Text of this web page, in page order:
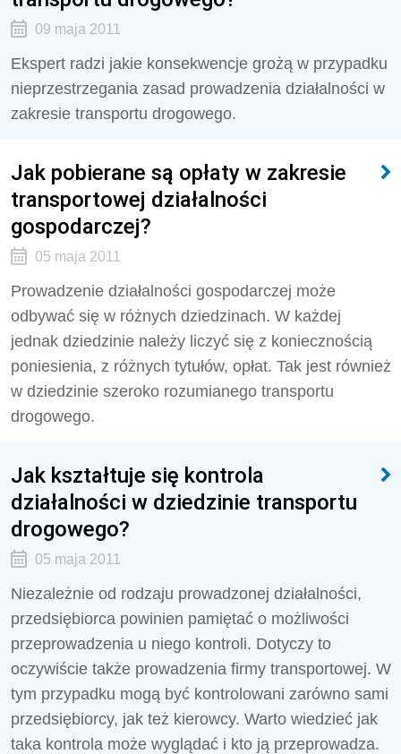
09 maja 2011
Ekspert radzi jakie konsekwencje grożą w przypadku
nieprzestrzegania zasad prowadzenia działalności w
zakresie transportu drogowego.
Jak pobierane są opłaty w zakresie
transportowej działalności
gospodarczej?
05 maja 2011
Prowadzenie działalności gospodarczej może
odbywać się w różnych dziedzinach. W każdej
jednak dziedzinie należy liczyć się z koniecznością
poniesienia, z różnych tytułów, opłat. Tak jest również
w dziedzinie szeroko rozumianego transportu
drogowego.
Jak kształtuje się kontrola
działalności w dziedzinie transportu
drogowego?
05 maja 2011
Niezależnie od rodzaju prowadzonej działalności,
przedsiębiorca powinien pamiętać o możliwości
przeprowadzenia u niego kontroli. Dotyczy to
oczywiście także prowadzenia firmy transportowej. W
tym przypadku mogą być kontrolowani zarówno sami
przedsiębiorcy, jak też kierowcy. Warto wiedzieć jak
taka kontrola może wyglądać i kto ją przeprowadza.